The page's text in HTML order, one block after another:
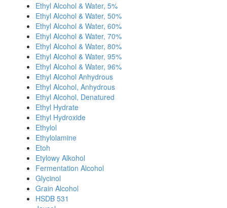
Ethyl Alcohol & Water, 5%
Ethyl Alcohol & Water, 50%
Ethyl Alcohol & Water, 60%
Ethyl Alcohol & Water, 70%
Ethyl Alcohol & Water, 80%
Ethyl Alcohol & Water, 95%
Ethyl Alcohol & Water, 96%
Ethyl Alcohol Anhydrous
Ethyl Alcohol, Anhydrous
Ethyl Alcohol, Denatured
Ethyl Hydrate
Ethyl Hydroxide
Ethylol
Ethylolamine
Etoh
Etylowy Alkohol
Fermentation Alcohol
Glycinol
Grain Alcohol
HSDB 531